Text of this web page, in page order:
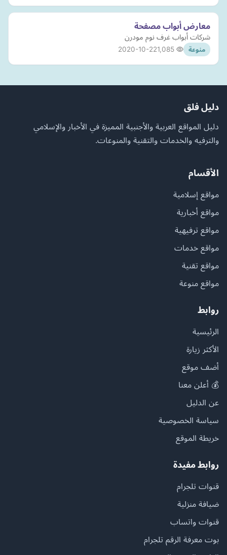
معارض أبواب مصفحة
شركات أبواب غرف نوم مودرن
منوعة 2020-10-22
دليل فلق
دليل المواقع العربية والأجنبية المميزة في الأخبار والإسلامي
والترفيه والخدمات والتقنية والمنوعات.
الأقسام
مواقع إسلامية
مواقع أخبارية
مواقع ترفيهية
مواقع خدمات
مواقع تقنية
مواقع منوعة
روابط
الرئيسية
الأكثر زيارة
أضف موقع
💰 أعلن معنا
عن الدليل
سياسة الخصوصية
خريطة الموقع
روابط مفيدة
قنوات تلجرام
ضيافة منزلية
قنوات واتساب
بوت معرفة الرقم تلجرام